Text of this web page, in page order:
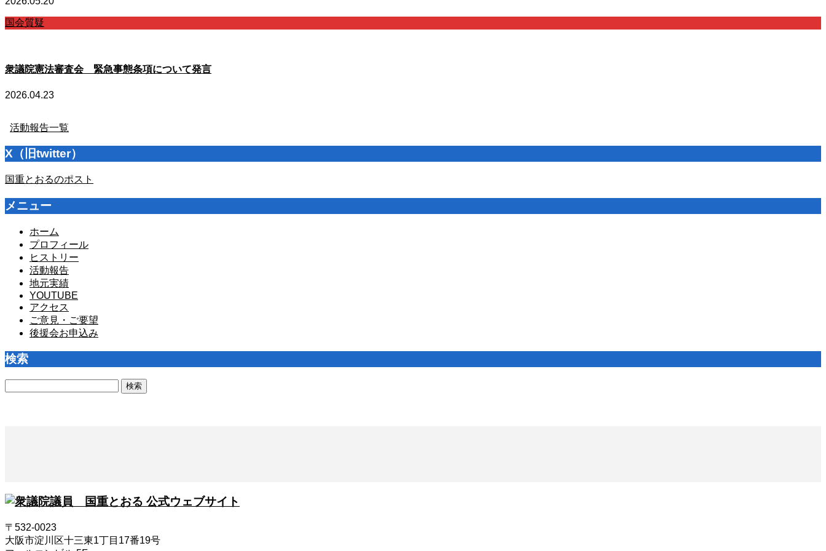
国会質疑
衆議院憲法審査会 緊急事態条項について発言
2026.04.23
活動報告一覧
X（旧twitter）
国重とおるのポスト
メニュー
ホーム
プロフィール
ヒストリー
活動報告
地元実績
YOUTUBE
アクセス
ご意見・ご要望
後援会お申込み
検索
〒532-0023
大阪市淀川区十三東1丁目17番19号